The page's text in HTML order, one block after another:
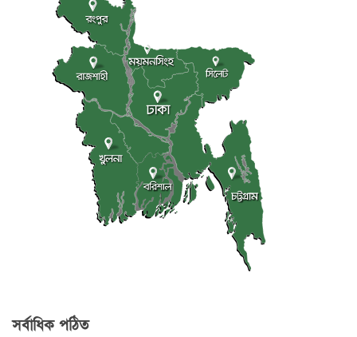
সর্বাধিক পঠিত